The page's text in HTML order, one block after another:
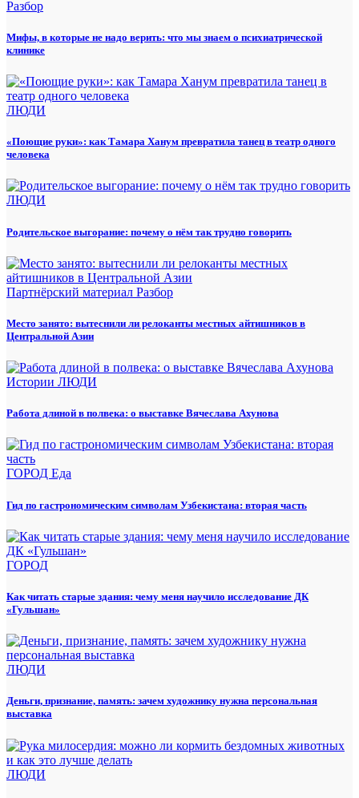
Разбор
Мифы, в которые не надо верить: что мы знаем о психиатрической
клинике
ЛЮДИ
«Поющие руки»: как Тамара Ханум превратила танец в театр одного
человека
ЛЮДИ
Родительское выгорание: почему о нём так трудно говорить
Партнёрский материал Разбор
Место занято: вытеснили ли релоканты местных айтишников в
Центральной Азии
Истории ЛЮДИ
Работа длиной в полвека: о выставке Вячеслава Ахунова
ГОРОД Еда
Гид по гастрономическим символам Узбекистана: вторая часть
ГОРОД
Как читать старые здания: чему меня научило исследование ДК
«Гульшан»
ЛЮДИ
Деньги, признание, память: зачем художнику нужна персональная
выставка
ЛЮДИ